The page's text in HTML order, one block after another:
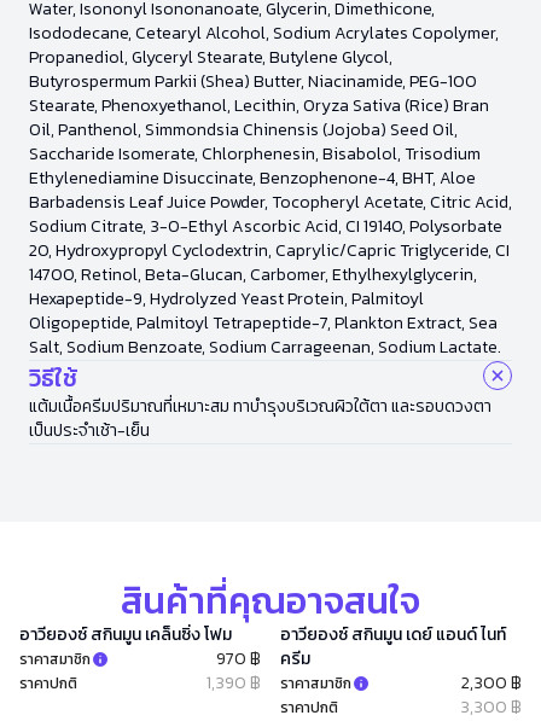
Water, Isononyl Isononanoate, Glycerin, Dimethicone,
Isododecane, Cetearyl Alcohol, Sodium Acrylates Copolymer,
Propanediol, Glyceryl Stearate, Butylene Glycol,
Butyrospermum Parkii (Shea) Butter, Niacinamide, PEG-100
Stearate, Phenoxyethanol, Lecithin, Oryza Sativa (Rice) Bran
Oil, Panthenol, Simmondsia Chinensis (Jojoba) Seed Oil,
Saccharide Isomerate, Chlorphenesin, Bisabolol, Trisodium
Ethylenediamine Disuccinate, Benzophenone-4, BHT, Aloe
Barbadensis Leaf Juice Powder, Tocopheryl Acetate, Citric Acid,
Sodium Citrate, 3-O-Ethyl Ascorbic Acid, CI 19140, Polysorbate
20, Hydroxypropyl Cyclodextrin, Caprylic/Capric Triglyceride, CI
14700, Retinol, Beta-Glucan, Carbomer, Ethylhexylglycerin,
Hexapeptide-9, Hydrolyzed Yeast Protein, Palmitoyl
Oligopeptide, Palmitoyl Tetrapeptide-7, Plankton Extract, Sea
Salt, Sodium Benzoate, Sodium Carrageenan, Sodium Lactate.
วิธีใช้
แต้มเนื้อครีมปริมาณที่เหมาะสม ทาบำรุงบริเวณผิวใต้ตา และรอบดวงตา
เป็นประจำเช้า-เย็น
สินค้าที่คุณอาจสนใจ
อาวียองซ์ สกินมูน เคล็นซิ่ง โฟม
ราคาสมาชิก 970 ฿
ราคาปกติ 1,390 ฿
อาวียองซ์ สกินมูน เดย์ แอนด์ ไนท์
ครีม
ราคาสมาชิก 2,300 ฿
ราคาปกติ 3,300 ฿